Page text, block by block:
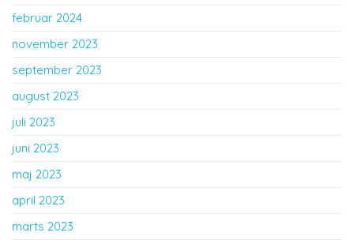
februar 2024
november 2023
september 2023
august 2023
juli 2023
juni 2023
maj 2023
april 2023
marts 2023